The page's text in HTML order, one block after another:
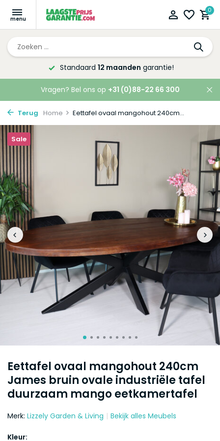
0
Altijd de laagsteprijsgarantie!
Vragen? Bel ons op +31 (0)88-22 66 300
Terug Home Eettafel ovaal mangohout 240cm...
Eettafel ovaal mangohout 240cm
James bruin ovale industriële tafel
duurzaam mango eetkamertafel
Sale
Merk: Lizzely Garden & Living Bekijk alles Meubels
Kleur: